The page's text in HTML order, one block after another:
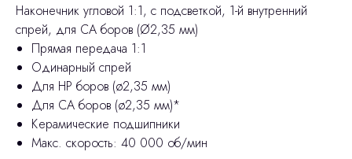
Наконечник угловой 1:1, с подсветкой, 1-й внутренний
спрей, для CA боров (Ø2,35 мм)
Прямая передача 1:1
Одинарный спрей
Для HP боров (ø2,35 мм)
Для CA боров (ø2,35 мм)*
Керамические подшипники
Макс. скорость: 40 000 об/мин